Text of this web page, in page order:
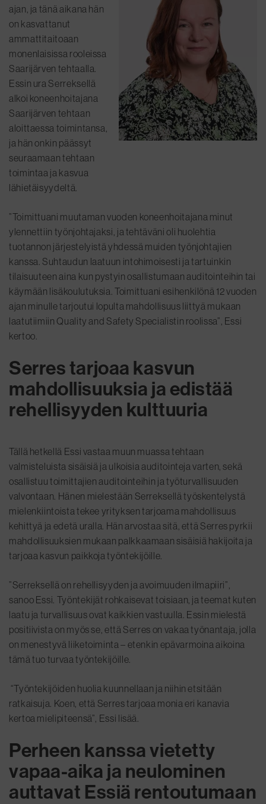
ajan, ja tänä aikana hän
on kasvattanut
ammattitaitoaan
monenlaisissa rooleissa
Saarijärven tehtaalla.
Essin ura Serreksellä
alkoi koneenhoitajana
Saarijärven tehtaan
aloittaessa toimintansa,
ja hän onkin päässyt
seuraamaan tehtaan
toimintaa ja kasvua
lähietäisyydeltä.
”Toimittuani muutaman vuoden koneenhoitajana minut
ylennettiin työnjohtajaksi, ja tehtäväni oli huolehtia
tuotannon järjestelyistä yhdessä muiden työnjohtajien
kanssa. Suhtaudun laatuun intohimoisesti ja tartuinkin
tilaisuuteen aina kun pystyin osallistumaan auditointeihin tai
käymään lisäkoulutuksia. Toimittuani esihenkilönä 12 vuoden
ajan minulle tarjoutui lopulta mahdollisuus liittyä mukaan
laatutiimiin Quality and Safety Specialistin roolissa”, Essi
kertoo.
Serres tarjoaa kasvun
mahdollisuuksia ja edistää
rehellisyyden kulttuuria
Tällä hetkellä Essi vastaa muun muassa tehtaan
valmisteluista sisäisiä ja ulkoisia auditointeja varten, sekä
osallistuu toimittajien auditointeihin ja työturvallisuuden
valvontaan. Hänen mielestään Serreksellä työskentelystä
mielenkiintoista tekee yrityksen tarjoama mahdollisuus
kehittyä ja edetä uralla. Hän arvostaa sitä, että Serres pyrkii
mahdollisuuksien mukaan palkkaamaan sisäisiä hakijoita ja
tarjoaa kasvun paikkoja työntekijöille.
”Serreksellä on rehellisyyden ja avoimuuden ilmapiiri”,
sanoo Essi. Työntekijät rohkaisevat toisiaan, ja teemat kuten
laatu ja turvallisuus ovat kaikkien vastuulla. Essin mielestä
positiivista on myös se, että Serres on vakaa työnantaja, jolla
on menestyvä liiketoiminta – etenkin epävarmoina aikoina
tämä tuo turvaa työntekijöille.
“Työntekijöiden huolia kuunnellaan ja niihin etsitään
ratkaisuja. Koen, että Serres tarjoaa monia eri kanavia
kertoa mielipiteensä”, Essi lisää.
Perheen kanssa vietetty
vapaa-aika ja neulominen
auttavat Essiä rentoutumaan